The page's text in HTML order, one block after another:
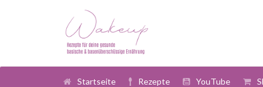
Startseite Rezepte YouTube